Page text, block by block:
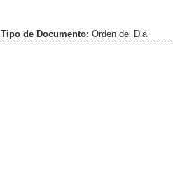
Tipo de Documento: Orden del Dia